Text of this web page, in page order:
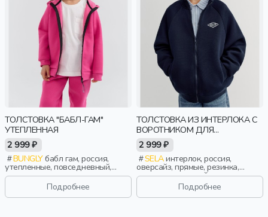
ТОЛСТОВКА "БАБЛ-ГАМ"
УТЕПЛЕННАЯ
2 999 ₽
BUNGLYбабл гам, россия,
утепленные, повседневный,
девочки, малыши, дошкольники,
Подробнее
ТОЛСТОВКА ИЗ ИНТЕРЛОКА С
ВОРОТНИКОМ ДЛЯ
МАЛЬЧИКОВ
2 999 ₽
SELAинтерлок, россия,
оверсайз, прямые, резинка,
длинные, длинный рукав, ворот,
школа, манжета, свободные,
прорези, вышивка, воротник,
воротник-стойка, мальчики, дети
Подробнее